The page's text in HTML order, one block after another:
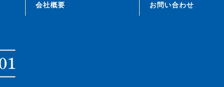
会社概要 お問い合わせ